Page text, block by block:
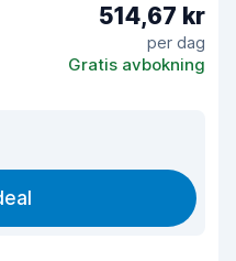
514,67 kr
per dag
Gratis avbokning